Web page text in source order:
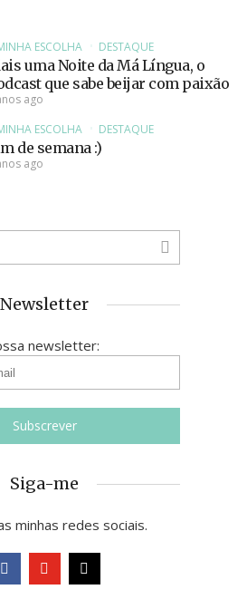
ESCOLHA DESTAQUE
uma Noite da Má Língua, o
que sabe beijar com paixão
ago
ESCOLHA
DESTAQUE
de semana :)
ago
Newsletter
newsletter:
Siga-me
minhas redes sociais.